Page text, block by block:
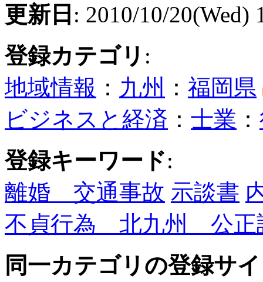
更新日 : 2010/10/20(Wed)
登録カテゴリ :
地域情報 ： 九州 ： 福岡県
ビジネスと経済 ： 士業 ：
登録キーワード:
離婚 交通事故 示談書
不貞行為 北九州 公
同一カテゴリの登録サ